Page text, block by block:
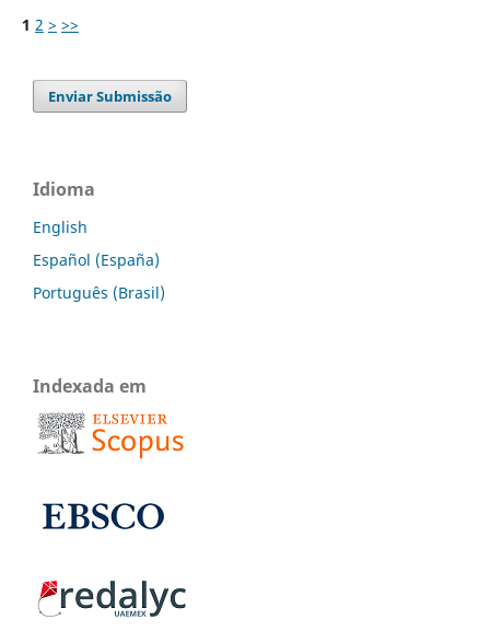
1 2 > >>
Enviar Submissão
Idioma
English
Español (España)
Português (Brasil)
Indexada em